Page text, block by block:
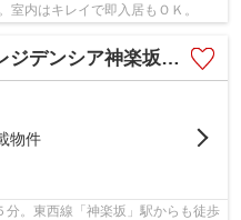
室内はキレイで即入居もＯＫ。
ンシア神楽坂並木通り
物件
。東西線「神楽坂」駅からも徒歩